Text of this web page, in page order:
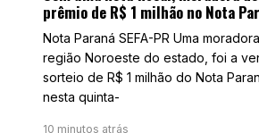
prêmio de R$ 1 milhão no Nota
Nota Paraná SEFA-PR Uma
região Noroeste do estado, foi a
sorteio de R$ 1 milhão do Nota
nesta quinta-
10 minutos atrás